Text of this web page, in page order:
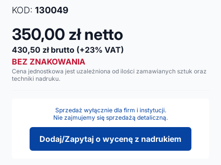
KOD: 130049
350,00 zł netto
430,50 zł brutto (+23% VAT)
BEZ ZNAKOWANIA
Cena jednostkowa jest uzależniona od ilości zamawianych sztuk oraz
techniki nadruku.
Sprzedaż wyłącznie dla firm i instytucji.
Nie zajmujemy się sprzedażą detaliczną.
Dodaj/Zapytaj o wycenę z nadrukiem